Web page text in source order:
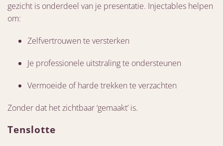
gezicht is onderdeel van je presentatie. Injectables helpen
om:
Zelfvertrouwen te versterken
Je professionele uitstraling te ondersteunen
Vermoeide of harde trekken te verzachten
Zonder dat het zichtbaar ‘gemaakt’ is.
Tenslotte